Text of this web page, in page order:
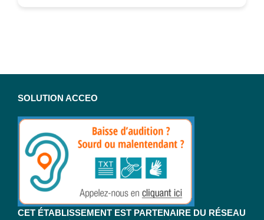
SOLUTION ACCEO
CET ÉTABLISSEMENT EST PARTENAIRE DU RÉSEAU